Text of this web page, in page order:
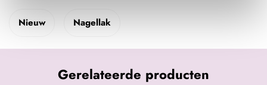
Nieuw Nagellak
Gerelateerde producten